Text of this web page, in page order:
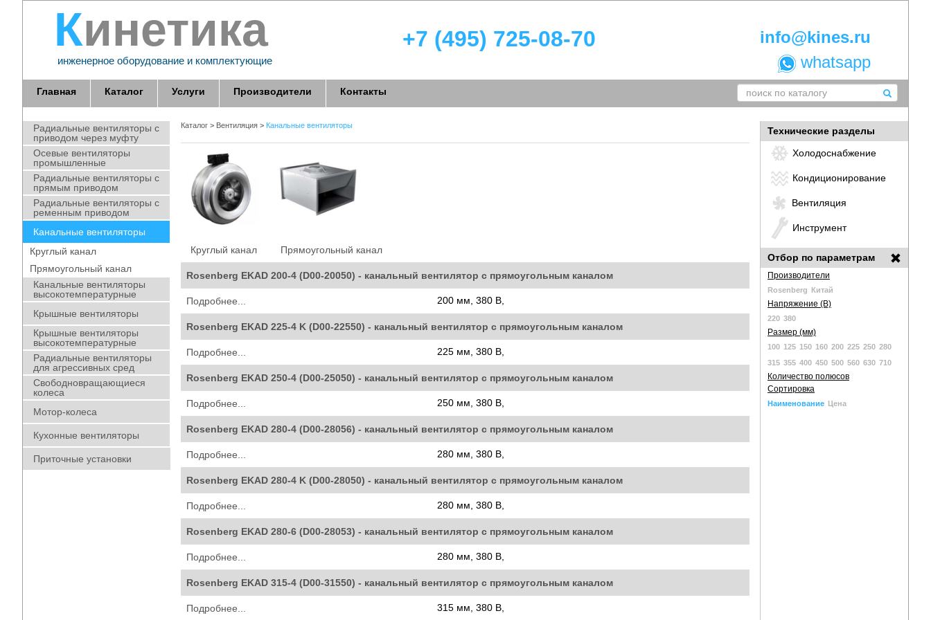
Кинетика
инженерное оборудование и комплектующие
+7 (495) 725-08-70
info@kines.ru
whatsapp
Главная Каталог Услуги Производители Контакты
Радиальные вентиляторы с
приводом через муфту
Осевые вентиляторы
промышленные
Радиальные вентиляторы с
прямым приводом
Радиальные вентиляторы с
ременным приводом
Канальные вентиляторы
Круглый канал
Прямоугольный канал
Канальные вентиляторы
высокотемпературные
Крышные вентиляторы
Крышные вентиляторы
высокотемпературные
Радиальные вентиляторы
для агрессивных сред
Свободновращающиеся
колеса
Мотор-колеса
Кухонные вентиляторы
Приточные установки
Каталог > Вентиляция > Канальные вентиляторы
Круглый канал Прямоугольный канал
Rosenberg EKAD 200-4 (D00-20050) - канальный вентилятор с прямоугольным каналом
Подробнее... 200 мм, 380 В,
Rosenberg EKAD 225-4 K (D00-22550) - канальный вентилятор с прямоугольным каналом
Подробнее... 225 мм, 380 В,
Rosenberg EKAD 250-4 (D00-25050) - канальный вентилятор с прямоугольным каналом
Подробнее... 250 мм, 380 В,
Rosenberg EKAD 280-4 (D00-28056) - канальный вентилятор с прямоугольным каналом
Подробнее... 280 мм, 380 В,
Rosenberg EKAD 280-4 K (D00-28050) - канальный вентилятор с прямоугольным каналом
Подробнее... 280 мм, 380 В,
Rosenberg EKAD 280-6 (D00-28053) - канальный вентилятор с прямоугольным каналом
Подробнее... 280 мм, 380 В,
Rosenberg EKAD 315-4 (D00-31550) - канальный вентилятор с прямоугольным каналом
Подробнее... 315 мм, 380 В,
Технические разделы
Холодоснабжение
Кондиционирование
Вентиляция
Инструмент
Отбор по параметрам
Производители
Rosenberg Китай
Напряжение (В)
220 380
Размер (мм)
100 125 150 160 200 225 250 280
315 355 400 450 500 560 630 710
Количество полюсов
Сортировка
Наименование Цена